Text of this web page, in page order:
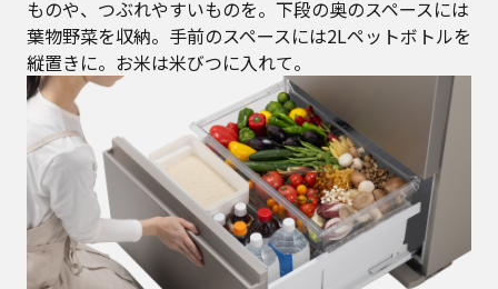
ものや、つぶれやすいものを。下段の奥のスペースには
葉物野菜を収納。手前のスペースには2Lペットボトルを
縦置きに。お米は米びつに入れて。